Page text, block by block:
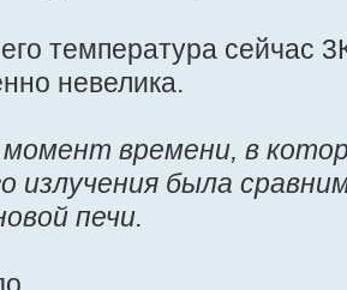
температура сейчас
невелика.
времени, в
излучения была
печи.